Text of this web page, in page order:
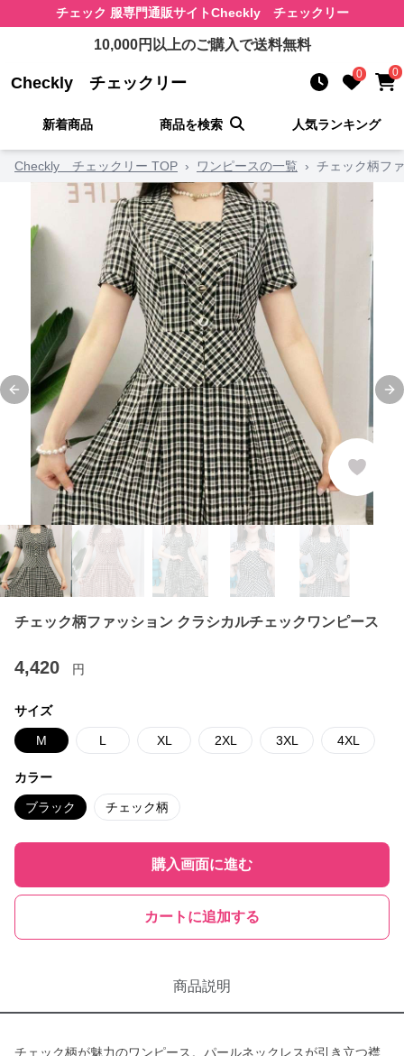
チェック 服専門通販サイトCheckly チェックリー
10,000円以上のご購入で送料無料
Checkly チェックリー 0 0
新着商品 商品を検索 人気ランキング
Checkly チェックリー TOP › ワンピースの一覧 › チェック柄フ
Previous slide
チェック柄ファッション クラシカルチェックワンピース
4,420 円
サイズ
M L XL 2XL 3XL 4XL
カラー
ブラック チェック柄
購入画面に進む
カートに追加する
商品説明
チェック柄が魅力のワンピース。パールネックレスが引き立つ襟